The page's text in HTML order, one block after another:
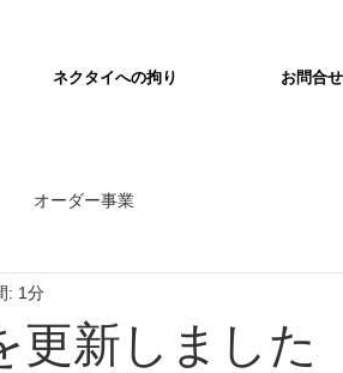
ネクタイへの拘り お問合せ
オーダー事業
更新しました
: 1分